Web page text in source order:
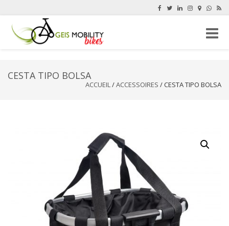
-
CESTA TIPO BOLSA
ACCUEIL/ACCESSOIRES / CESTA TIPO BOLSA